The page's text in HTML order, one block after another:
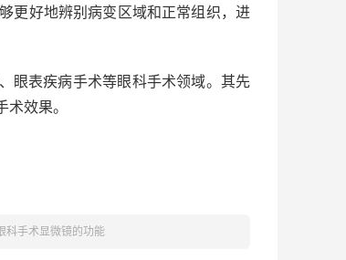
更好地辨别病变区域和正常组织，进
眼表疾病手术等眼科手术领域。其先
效果。
科手术显微镜的功能